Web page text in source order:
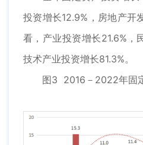
投资增长12.9%，房地产开
看，产业投资增长21.6%，
技术产业投资增长81.3%。
图3 2016－2022年固定